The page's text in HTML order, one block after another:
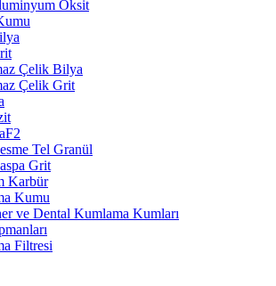
Oksit
Çelik Bilya
Çelik Grit
Tel Granül
Grit
Karbür
Kumu
ve Dental Kumlama Kumları
Filtresi